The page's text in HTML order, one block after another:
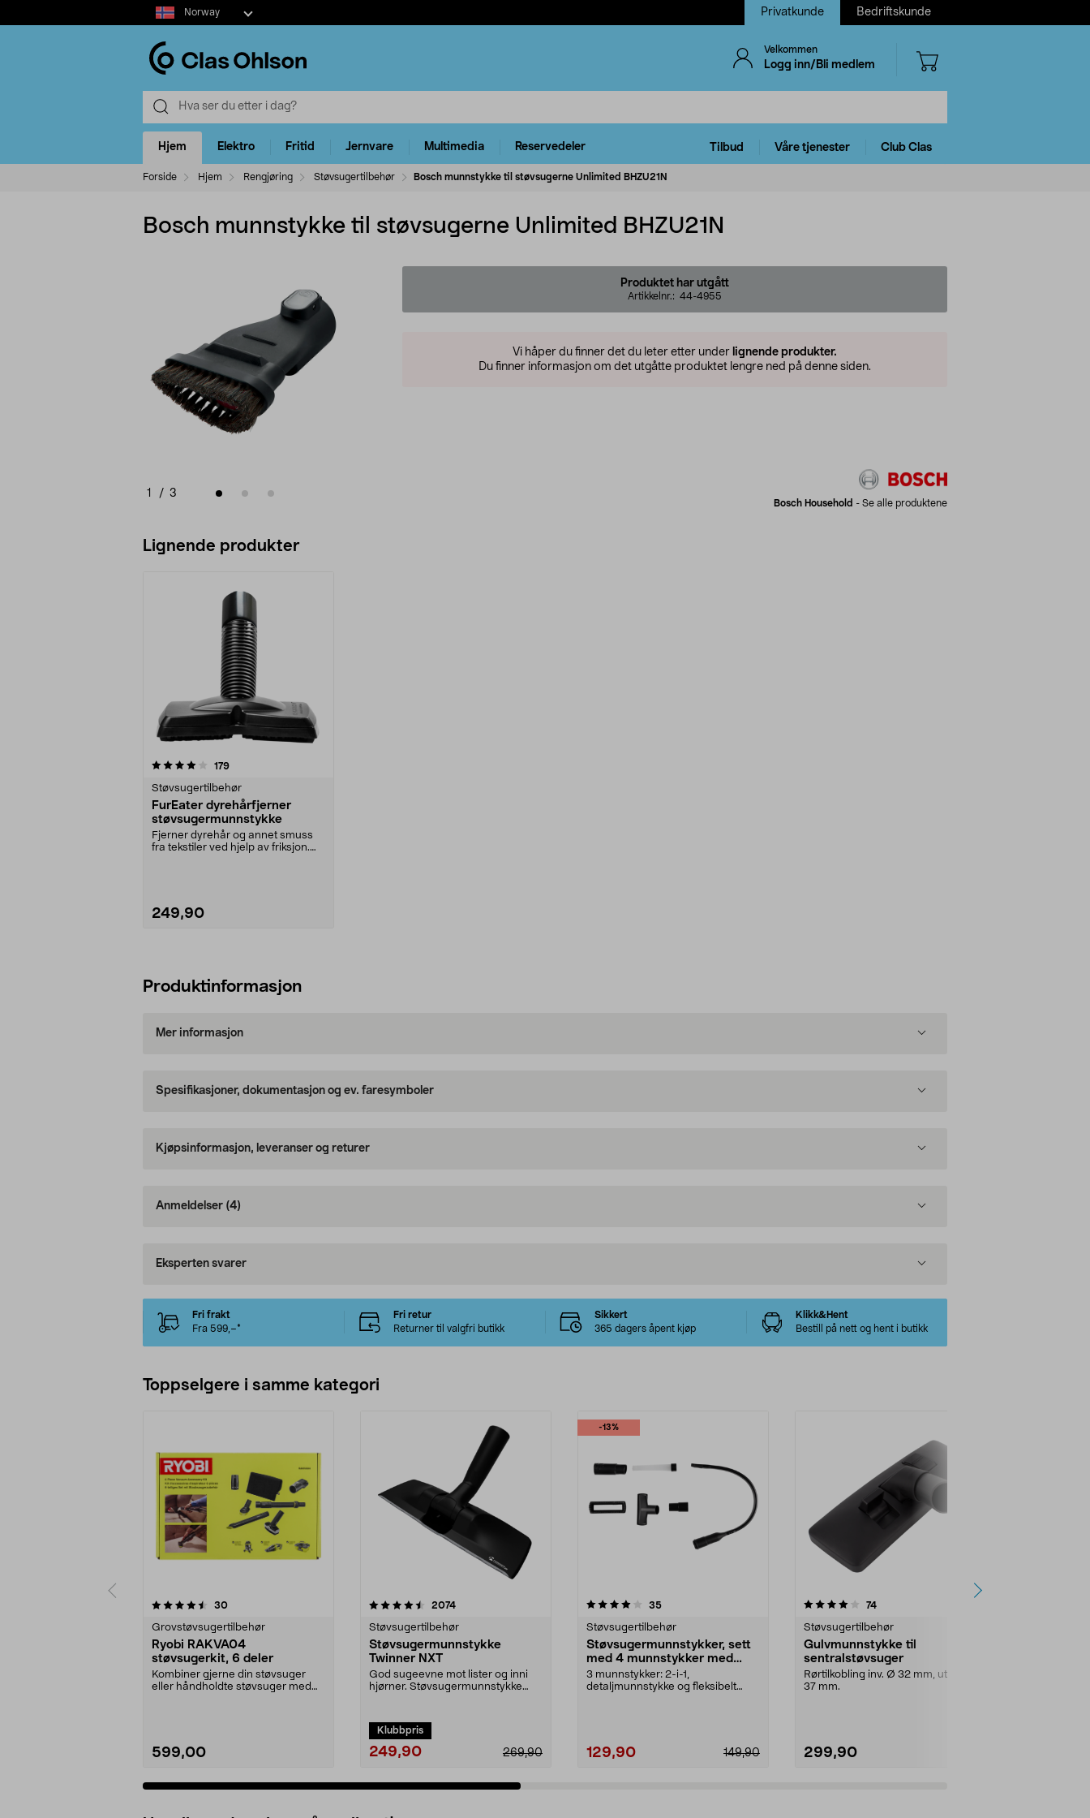
Select
market
Norway Privatkunde Bedriftskunde
Velkommen
Logg inn/Bli medlem
Hjem Elektro Fritid Jernvare Multimedia Reservedeler Tilbud Våre tjenester Club Clas
Forside Hjem Rengjøring Støvsugertilbehør Bosch munnstykke til støvsugerne Unlimited BHZU21N
Bosch munnstykke til støvsugerne Unlimited BHZU21N
1 / 3
Produktet har utgått
Artikkelnr.: 44-4955
Vi håper du finner det du leter etter under lignende produkter.
Du finner informasjon om det utgåtte produktet lengre ned på denne siden.
Bosch Household - Se alle produktene
Lignende produkter
179anmeldelser
Støvsugertilbehør
FurEater dyrehårfjerner
støvsugermunnstykke
Fjerner dyrehår og annet smuss
fra tekstiler ved hjelp av friksjon.
249,90
Produktinformasjon
Mer informasjon
Spesifikasjoner, dokumentasjon og ev. faresymboler
Kjøpsinformasjon, leveranser og returer
Anmeldelser (4)
Eksperten svarer
Fri frakt
Fra 599,–*
Fri retur
Returner til valgfri butikk
Sikkert
365 dagers åpent kjøp
Klikk&Hent
Bestill på nett og hent i butikk
Toppselgere i samme kategori
30anmeldelser
Grovstøvsugertilbehør
Ryobi RAKVA04
støvsugerkit, 6 deler
Kombiner gjerne din støvsuger
eller håndholdte støvsuger med
599,00
4.5 av 5 stjerner 2074anmeldelser
Støvsugertilbehør
Støvsugermunnstykke
Twinner NXT
God sugeevne mot lister og inni
hjørner. Støvsugermunnstykke
Klubbpris
249,90 269,90
-13%
4.0 av 5 stjerner 35anmeldelser
Støvsugertilbehør
Støvsugermunnstykker, sett
med 4 munnstykker med
adapter
3 munnstykker: 2-i-1,
detaljmunnstykke og fleksibelt
129,90 149,90
4.0 av 5 stjerner 74anmeldelser
Støvsugertilbehør
Gulvmunnstykke til
sentralstøvsuger
Rørtilkobling inv. Ø 32 mm, utv. Ø
37 mm.
299,90
4.0 av 5 stjerner